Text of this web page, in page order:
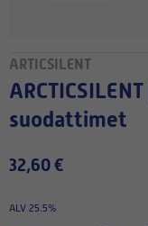
ARTICSILENT
ARCTICSILENT (vesipatteri) -
suodattimet
32,60 €
ALV 25.5%